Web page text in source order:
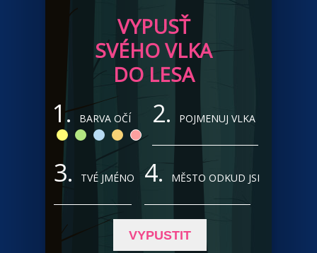
VYPUSŤ
SVÉHO VLKA
DO LESA
1. BARVA OČÍ 2. POJMENUJ VLKA
3. TVÉ JMÉNO 4. MĚSTO ODKUD JSI